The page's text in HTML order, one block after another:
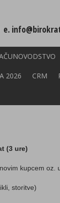
e.
2026 CRM
(3 ure)
kupcem
storitve)